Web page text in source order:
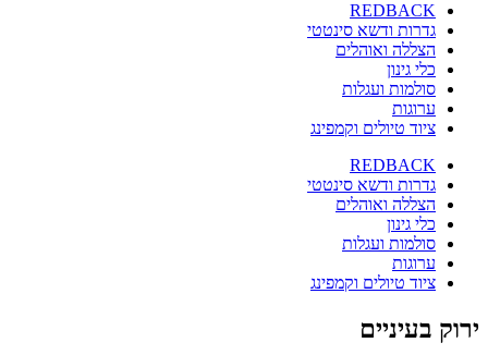
REDBACK
גדרות ודשא סינטטי
הצללה ואוהלים
כלי גינון
סולמות ועגלות
ערוגות
ציוד טיולים וקמפינג
REDBACK
גדרות ודשא סינטטי
הצללה ואוהלים
כלי גינון
סולמות ועגלות
ערוגות
ציוד טיולים וקמפינג
ירוק בעיניים